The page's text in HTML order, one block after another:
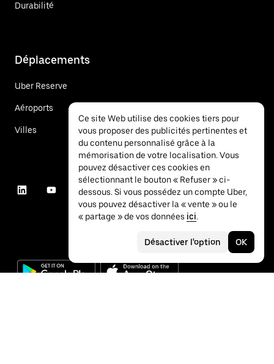
Durabilité
Déplacements
Uber Reserve
Aéroports
Villes
Ce site Web utilise des cookies tiers pour
vous proposer des publicités pertinentes et
du contenu personnalisé grâce à la
mémorisation de votre localisation. Vous
pouvez désactiver ces cookies en
sélectionnant le bouton « Refuser » ci-
dessous. Si vous possédez un compte Uber,
vous pouvez désactiver la « vente » ou le
« partage » de vos données ici.
Désactiver l'option OK